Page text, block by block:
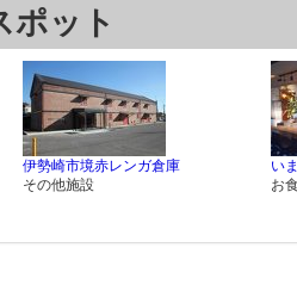
ポット
伊勢崎市境赤レンガ倉庫
その他施設
い
お